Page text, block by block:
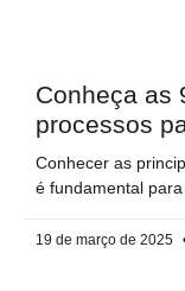
Conheça as
processos
Conhecer as
é fundamental
19 de março de 2025